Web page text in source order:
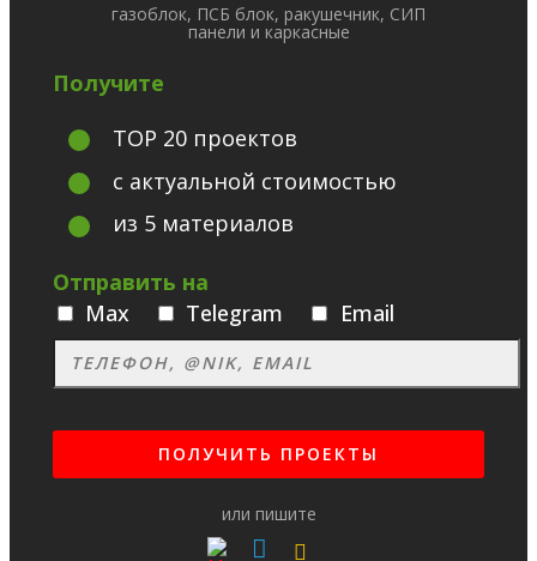
газоблок, ПСБ блок, ракушечник, СИП
панели и каркасные
Получите
TOP 20 проектов
с актуальной стоимостью
из 5 материалов
Отправить на
Max
Telegram Email
или пишите